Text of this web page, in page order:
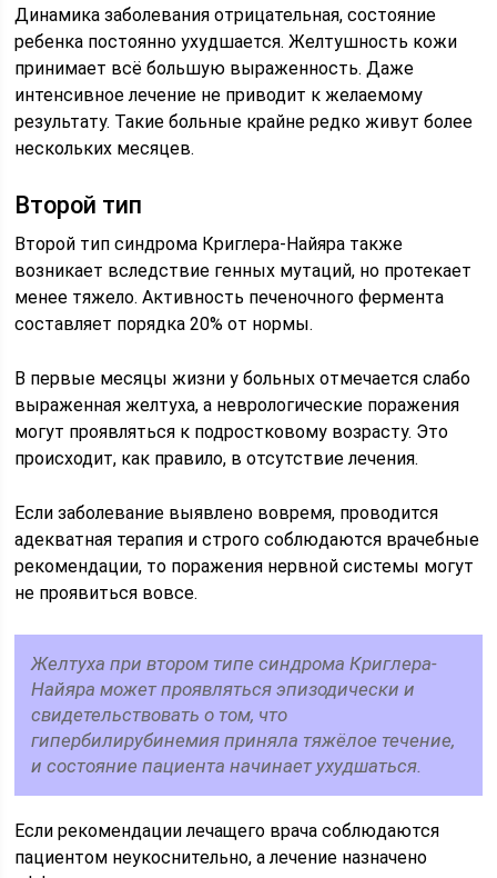
Динамика заболевания отрицательная, состояние
ребенка постоянно ухудшается. Желтушность кожи
принимает всё большую выраженность. Даже
интенсивное лечение не приводит к желаемому
результату. Такие больные крайне редко живут более
нескольких месяцев.
Второй тип
Второй тип синдрома Криглера-Найяра также
возникает вследствие генных мутаций, но протекает
менее тяжело. Активность печеночного фермента
составляет порядка 20% от нормы.
В первые месяцы жизни у больных отмечается слабо
выраженная желтуха, а неврологические поражения
могут проявляться к подростковому возрасту. Это
происходит, как правило, в отсутствие лечения.
Если заболевание выявлено вовремя, проводится
адекватная терапия и строго соблюдаются врачебные
рекомендации, то поражения нервной системы могут
не проявиться вовсе.
Желтуха при втором типе синдрома Криглера-
Найяра может проявляться эпизодически и
свидетельствовать о том, что
гипербилирубинемия приняла тяжёлое течение,
и состояние пациента начинает ухудшаться.
Если рекомендации лечащего врача соблюдаются
пациентом неукоснительно, а лечение назначено